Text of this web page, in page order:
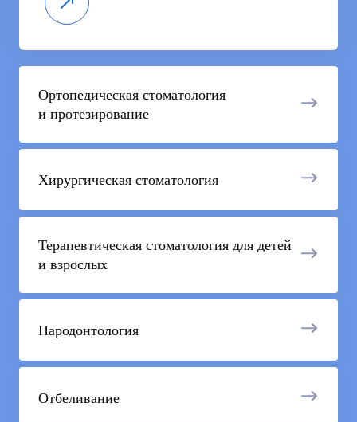
Ортопедическая стоматология
и протезирование
Хирургическая стоматология
Терапевтическая стоматология для детей
и взрослых
Пародонтология
Отбеливание